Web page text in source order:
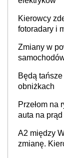
Kierowcy
fotoradary i
Zmiany w
producenta
Będą
obniżkach
Przełom na
auta na
A2 między
zmianę.